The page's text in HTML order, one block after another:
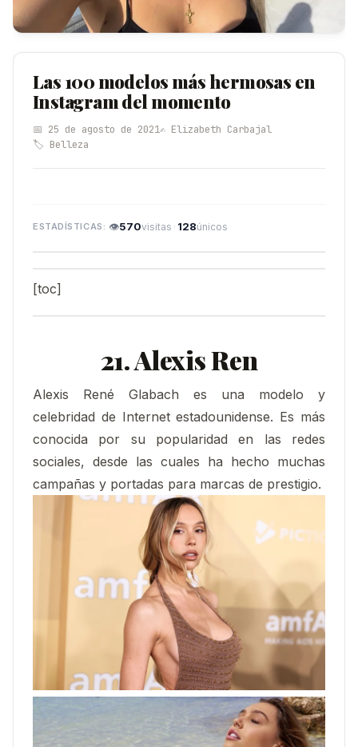
Las 100 modelos más hermosas en
Instagram del momento
📅 25 de agosto de 2021✍️ Elizabeth Carbajal
🏷️ Belleza
👁570visitas · 128únicos
[toc]
21. Alexis Ren
Alexis René Glabach es una modelo y
celebridad de Internet estadounidense.​ Es más
conocida por su popularidad en las redes
sociales, desde las cuales ha hecho muchas
campañas y portadas para marcas de prestigio.